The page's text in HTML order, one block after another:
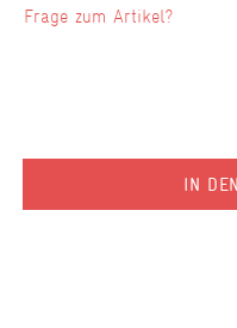
IN
Frage zum Artikel?